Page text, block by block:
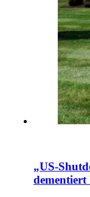
„US-
dementiert